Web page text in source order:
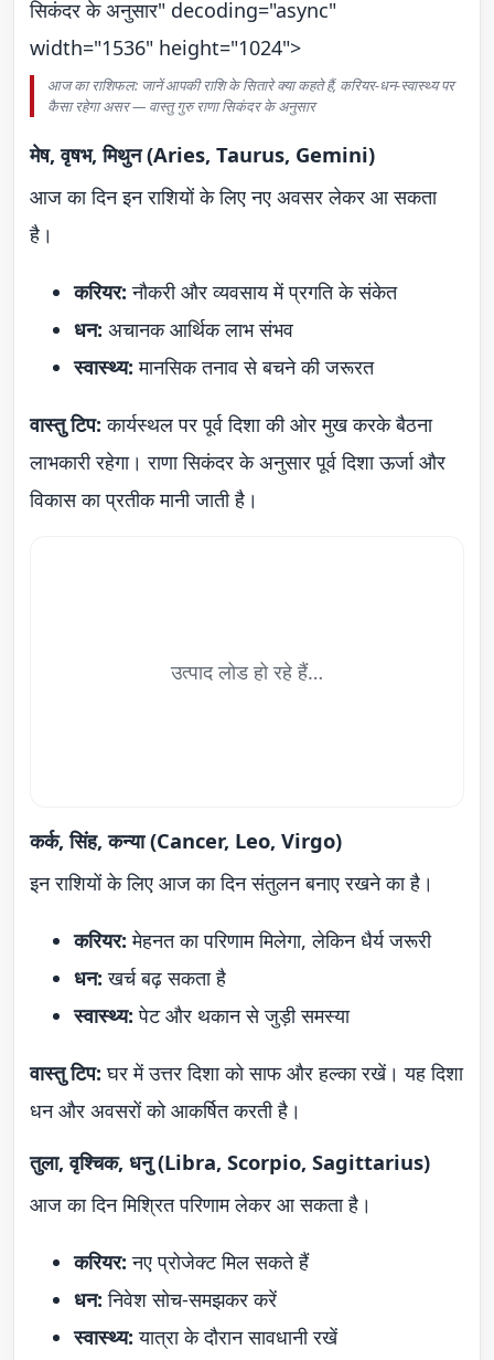
सिकंदर के अनुसार" decoding="async"
width="1536" height="1024">
आज का राशिफल: जानें आपकी राशि के सितारे क्या कहते हैं, करियर-धन-स्वास्थ्य पर
कैसा रहेगा असर — वास्तु गुरु राणा सिकंदर के अनुसार
मेष, वृषभ, मिथुन (Aries, Taurus, Gemini)
आज का दिन इन राशियों के लिए नए अवसर लेकर आ सकता
है।
करियर: नौकरी और व्यवसाय में प्रगति के संकेत
धन: अचानक आर्थिक लाभ संभव
स्वास्थ्य: मानसिक तनाव से बचने की जरूरत
वास्तु टिप: कार्यस्थल पर पूर्व दिशा की ओर मुख करके बैठना
लाभकारी रहेगा। राणा सिकंदर के अनुसार पूर्व दिशा ऊर्जा और
विकास का प्रतीक मानी जाती है।
उत्पाद लोड हो रहे हैं…
कर्क, सिंह, कन्या (Cancer, Leo, Virgo)
इन राशियों के लिए आज का दिन संतुलन बनाए रखने का है।
करियर: मेहनत का परिणाम मिलेगा, लेकिन धैर्य जरूरी
धन: खर्च बढ़ सकता है
स्वास्थ्य: पेट और थकान से जुड़ी समस्या
वास्तु टिप: घर में उत्तर दिशा को साफ और हल्का रखें। यह दिशा
धन और अवसरों को आकर्षित करती है।
तुला, वृश्चिक, धनु (Libra, Scorpio, Sagittarius)
आज का दिन मिश्रित परिणाम लेकर आ सकता है।
करियर: नए प्रोजेक्ट मिल सकते हैं
धन: निवेश सोच-समझकर करें
स्वास्थ्य: यात्रा के दौरान सावधानी रखें